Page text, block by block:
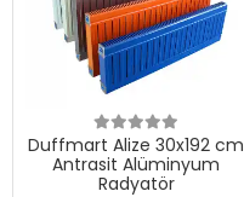
Duffmart Alize 30x192 cm
Antrasit Alüminyum
Radyatör